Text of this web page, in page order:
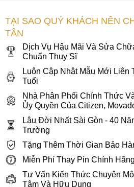
TẠI SAO QUÝ KHÁCH NÊN
TÂN
Dịch Vụ Hậu Mãi Và Sửa
Chuẩn Thụy Sĩ
Luôn Cập Nhật Mẫu Mới Liên
Tuổi
Nhà Phân Phối Chính Thức
Ủy Quyền Của Citizen,
Lâu Đời Nhất Sài Gòn - 40
Trường
Tặng Thêm Thời Gian Bảo
Miễn Phí Thay Pin Chính
Tư Vấn Kiến Thức Chuyên
Tâm Và Hữu Dụng